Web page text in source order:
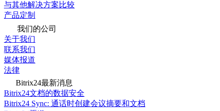
与其他解决方案比较
产品定制
我们的公司
关于我们
联系我们
媒体报道
法律
Bitrix24最新消息
Bitrix24文档的数据安全
Bitrix24 Sync: 通话时创建会议摘要和文档